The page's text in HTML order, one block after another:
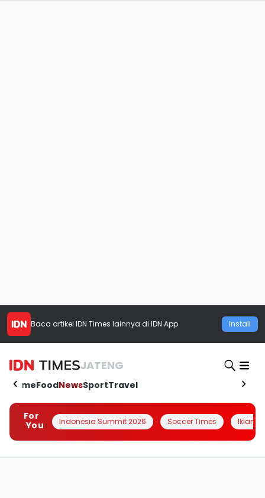
Baca artikel IDN Times lainnya di IDN App Install
JATENG
HomeFoodNewsSportTravel
For
You
Indonesia Summit 2026 Soccer Times Iklanin